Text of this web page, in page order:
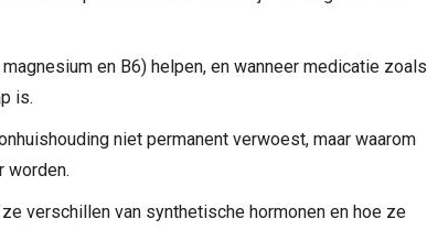
en B6) helpen, en wanneer medicatie zoals
is.
niet permanent verwoest, maar waarom
worden.
verschillen van synthetische hormonen en hoe ze